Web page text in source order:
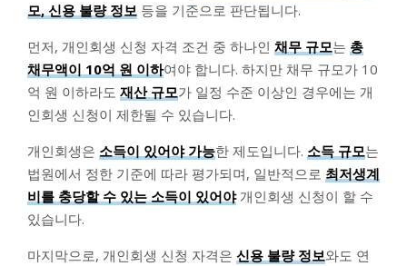
모, 신용 불량 정보 등을 기준으로 판단됩니다.
먼저, 개인회생 신청 자격 조건 중 하나인 채무 규모는 총
채무액이 10억 원 이하여야 합니다. 하지만 채무 규모가 10
억 원 이하라도 재산 규모가 일정 수준 이상인 경우에는 개
인회생 신청이 제한될 수 있습니다.
개인회생은 소득이 있어야 가능한 제도입니다. 소득 규모는
법원에서 정한 기준에 따라 평가되며, 일반적으로 최저생계
비를 충당할 수 있는 소득이 있어야개인회생 신청이 할 수
있습니다.
마지막으로, 개인회생 신청 자격은 신용 불량 정보와도 연